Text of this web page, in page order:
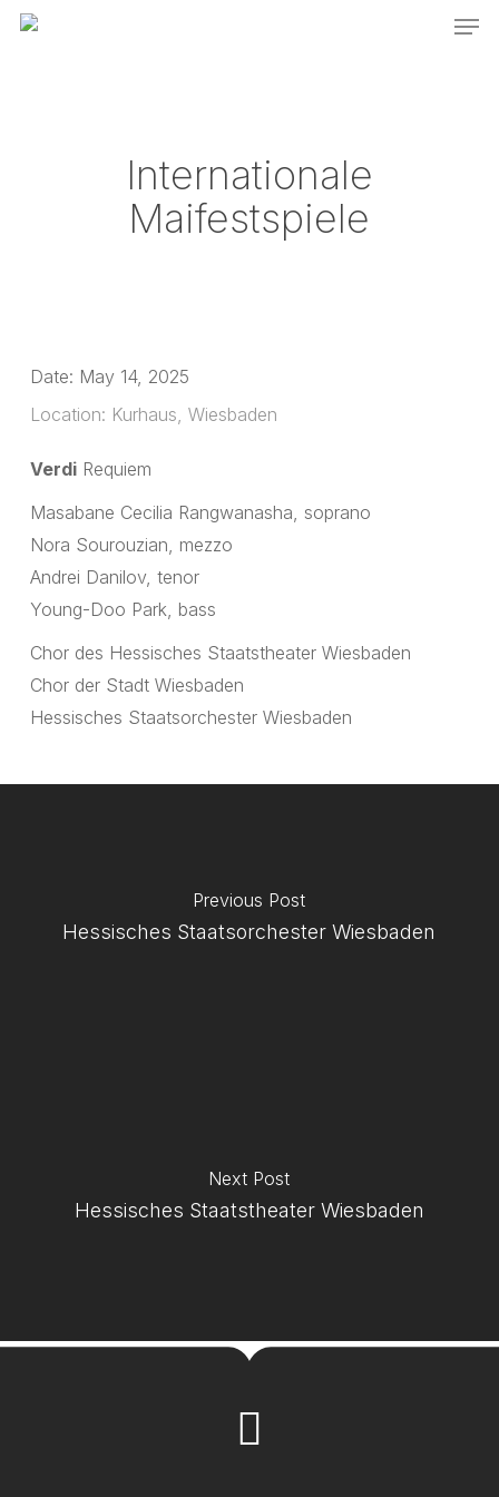
Skip
Internationale
Maifestspiele
Date: May 14, 2025
Location: Kurhaus, Wiesbaden
VerdiRequiem
Masabane Cecilia Rangwanasha, soprano
Nora Sourouzian, mezzo
Andrei Danilov, tenor
Young-Doo Park, bass
Chor des Hessisches Staatstheater Wiesbaden
Chor der Stadt Wiesbaden
Hessisches Staatsorchester Wiesbaden
Previous Post
Hessisches Staatsorchester Wiesbaden
Next Post
Hessisches Staatstheater Wiesbaden